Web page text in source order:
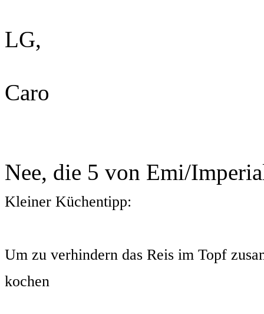
LG,
Caro
Nee, die 5 von Emi/
Kleiner Küchentipp:
Um zu verhindern das Reis im Topf
kochen